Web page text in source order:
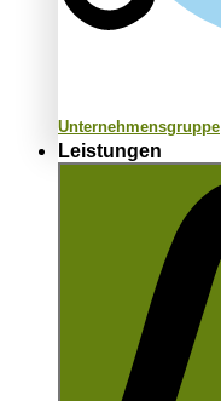
Unternehmensgruppe
Leistungen